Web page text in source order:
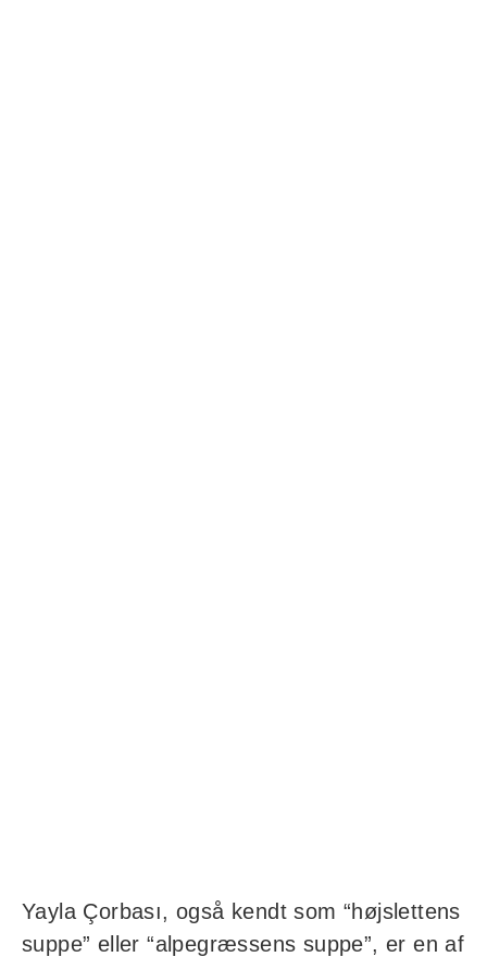
Yayla Çorbası, også kendt som “højslettens
suppe” eller “alpegræssens suppe”, er en af